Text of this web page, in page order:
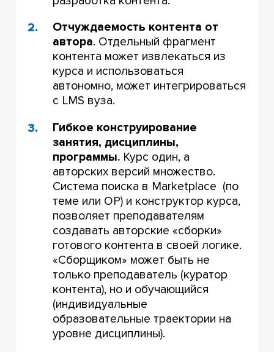
Отчуждаемость контента от
автора. Отдельный фрагмент
контента может извлекаться из
курса и использоваться
автономно, может интегрироваться
с LMS вуза.
Гибкое конструирование
занятия, дисциплины,
программы. Курс один, а
авторских версий множество.
Система поиска в Marketplace (по
теме или ОР) и конструктор курса,
позволяет преподавателям
создавать авторские «сборки»
готового контента в своей логике.
«Сборщиком» может быть не
только преподаватель (куратор
контента), но и обучающийся
(индивидуальные
образовательные траектории на
уровне дисциплины).